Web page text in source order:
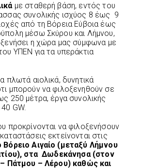
με σταθερή βάση, εντός του
συνολικής ισχύος 8 έως 9
από τη Βόρεια Εύβοια έως
μέσω Σκύρου και Λήμνου,
η χώρα μας σύμφωνα με
ΥΠΕΝ για τα υπεράκτια
πλωτά αιολικά, δυνητικά
μπορούν να φιλοξενηθούν σε
250 μέτρα, έργα συνολικής
GW.
προκρίνονται να φιλοξενήσουν
εκτείνονται στις
Αιγαίο (μεταξύ Λήμνου
στα Δωδεκάνησα (στον
– Πάτμου – Λέρου) καθώς και